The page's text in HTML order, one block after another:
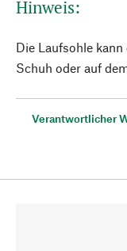
Hinweis:
Die Laufsohle
Schuh oder auf
Verantwortlicher